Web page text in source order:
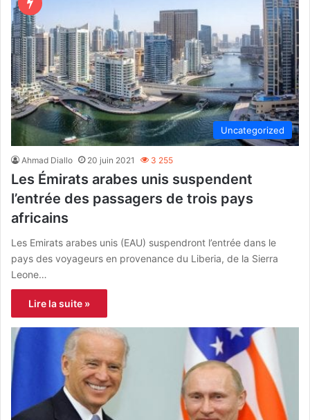
Uncategorized
Ahmad Diallo 20 juin 2021 3 255
Les Émirats arabes unis suspendent
l’entrée des passagers de trois pays
africains
Les Emirats arabes unis (EAU) suspendront l’entrée dans le
pays des voyageurs en provenance du Liberia, de la Sierra
Leone…
Lire la suite »